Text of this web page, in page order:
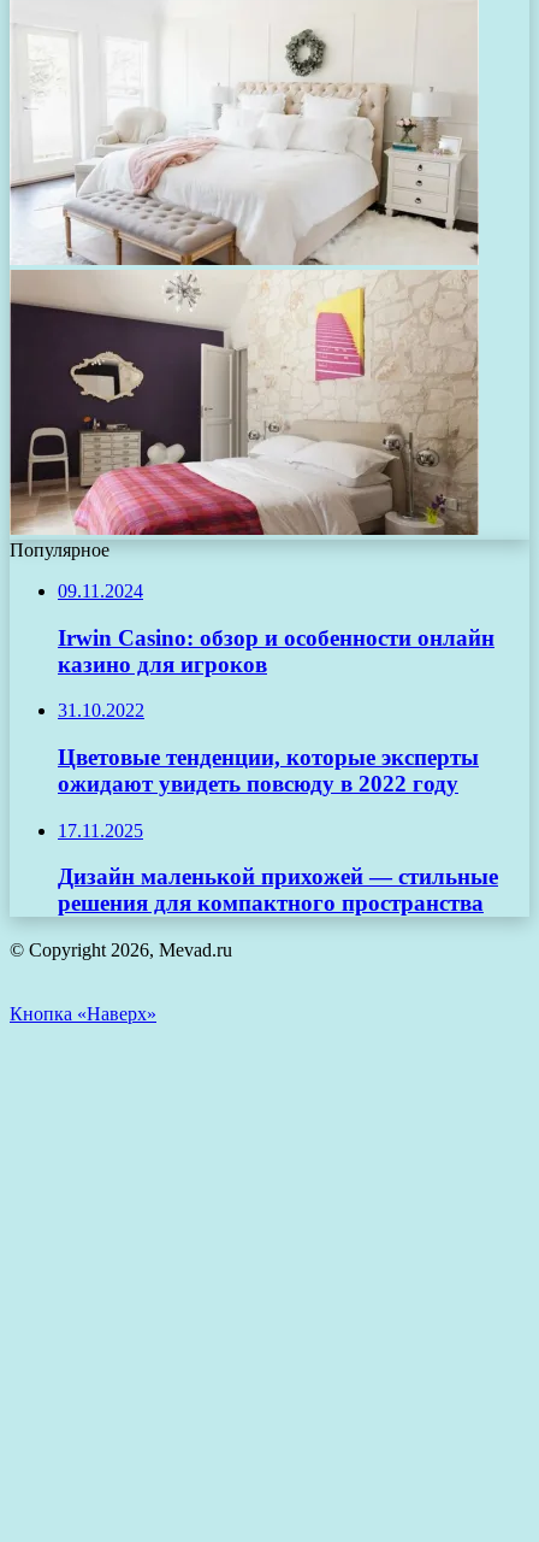
Популярное
09.11.2024
Irwin Casino: обзор и особенности онлайн
казино для игроков
31.10.2022
Цветовые тенденции, которые эксперты
ожидают увидеть повсюду в 2022 году
17.11.2025
Дизайн маленькой прихожей — стильные
решения для компактного пространства
© Copyright 2026, Mevad.ru
Кнопка «Наверх»